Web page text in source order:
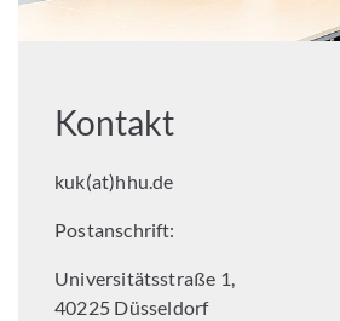
Kontakt
kuk(at)hhu.de
Postanschrift:
Universitätsstraße 1,
40225 Düsseldorf